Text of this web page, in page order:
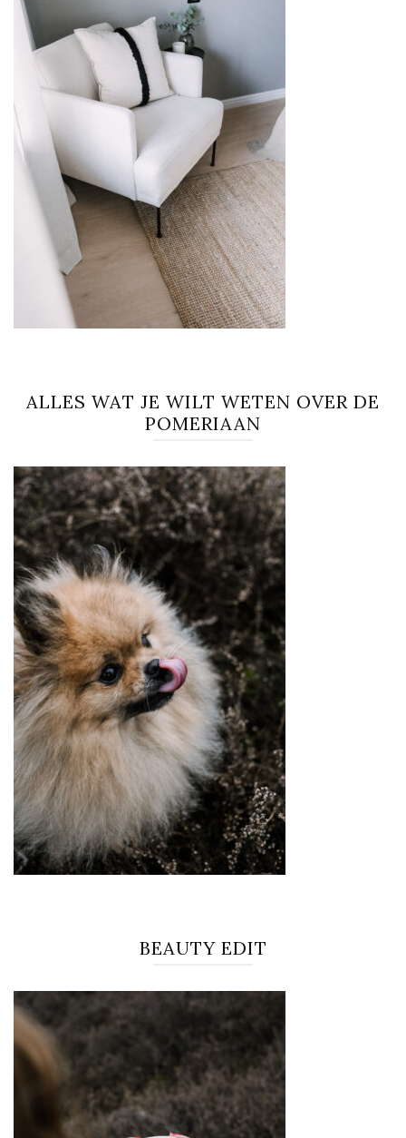
ALLES WAT JE WILT WETEN OVER DE
POMERIAAN
BEAUTY EDIT